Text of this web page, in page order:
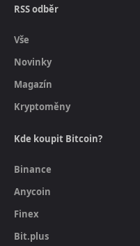
RSS odběr
Vše
Novinky
Magazín
Kryptoměny
Kde koupit Bitcoin?
Binance
Anycoin
Finex
Bit.plus